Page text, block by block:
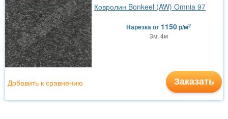
Ковролин Bonkeel (AW) Omnia 97
Нарезкаот 1150р/м2
3м, 4м
Заказать
Добавить к сравнению